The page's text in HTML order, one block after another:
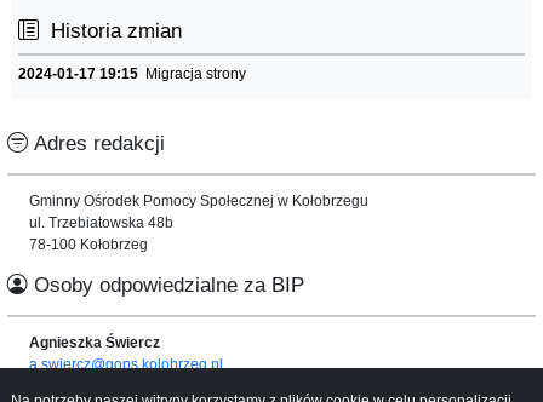
Historia zmian
2024-01-17 19:15 Migracja strony
Adres redakcji
Gminny Ośrodek Pomocy Społecznej w Kołobrzegu
ul. Trzebiatowska 48b
78-100 Kołobrzeg
Osoby odpowiedzialne za BIP
Agnieszka Świercz
a.swiercz@gops.kolobrzeg.pl